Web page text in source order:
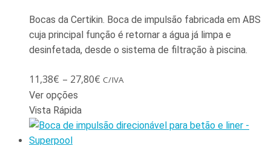
Bocas da Certikin. Boca de impulsão fabricada em ABS
cuja principal função é retornar a água já limpa e
desinfetada, desde o sistema de filtração à piscina.
11,38€ – 27,80€ C/IVA
Ver opções
Vista Rápida